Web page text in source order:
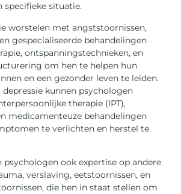
specifieke situatie.
worstelen met angststoornissen,
gespecialiseerde behandelingen
ontspanningstechnieken, en
om hen te helpen hun
en een gezonder leven te leiden.
kunnen psychologen
therapie (IPT),
medicamenteuze behandelingen
te verlichten en herstel te
psychologen ook expertise op andere
verslaving, eetstoornissen, en
die hen in staat stellen om